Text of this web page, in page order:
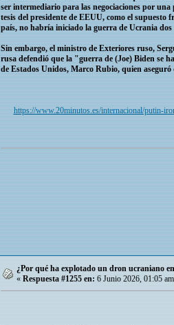
ser intermediario para las negociaciones por
tesis del presidente de EEUU, como el supuesto
país, no habría iniciado la guerra de Ucrania dos
Sin embargo, el ministro de Exteriores ruso,
rusa defendió que la "guerra de (Joe) Biden se
de Estados Unidos, Marco Rubio, quien
https://www.20minutos.es/internacional/putin-
¿Por qué ha explotado un dron ucraniano
« Respuesta #1255 en: 6 Junio 2026, 01:05